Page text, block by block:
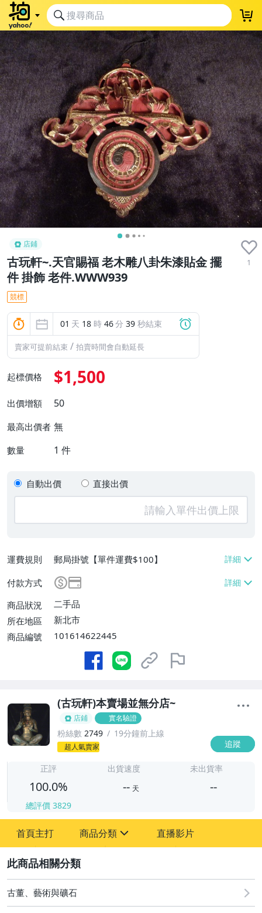
店鋪
古玩軒~.天官賜福 老木雕八卦朱漆貼金 擺
件 掛飾 老件.WWW939
1
競標
01 天 18 時 46分 38 秒結束
賣家可提前結束 / 拍賣時間會自動延長
起標價格 $1,500
出價增額 50
最高出價者 無
數量 1 件
自動出價 直接出價
運費規則
郵局掛號【單件運費$100】
付款方式
商品狀況
二手品
所在地區
新北市
商品編號
101614622445
(古玩軒)本賣場並無分店~
店鋪 實名驗證
粉絲數 2749 19分鐘前上線
超人氣賣家 追蹤
-
正評
100.0%
總評價 3829
出貨速度
-- 天
未出貨率
--
首頁主打 商品分類
其它
直播影片
古董、藝術與礦石